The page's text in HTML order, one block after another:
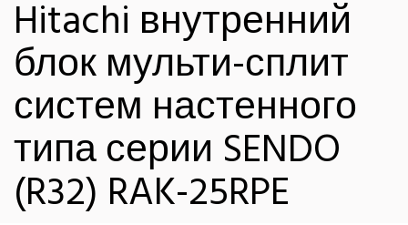
Hitachi внутренний
блок мульти-сплит
систем настенного
типа серии SENDO
(R32) RAK-25RPE